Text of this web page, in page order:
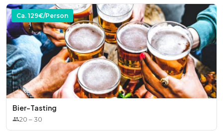
Ca. 129€/Person
Bier-Tasting
20 –30